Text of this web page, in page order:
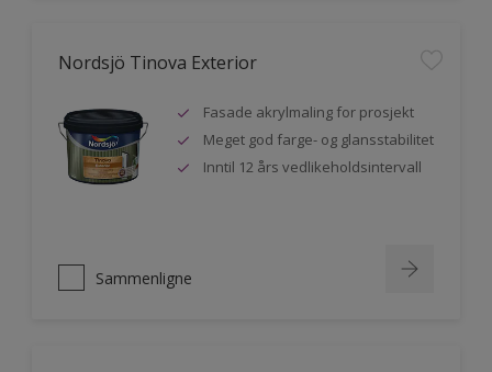
Nordsjö Tinova Exterior
Fasade akrylmaling for prosjekt
Meget god farge- og glansstabilitet
Inntil 12 års vedlikeholdsintervall
Sammenligne